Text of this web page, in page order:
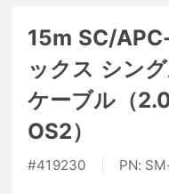
15m SC/
ックス シン
ケーブル（
OS2）
#419230 PN: